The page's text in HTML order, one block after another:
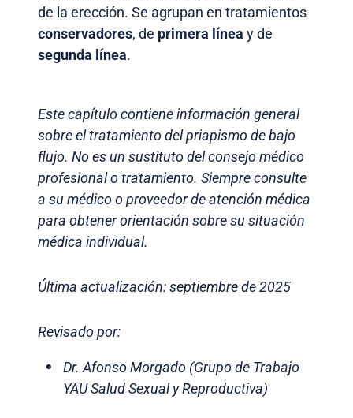
de la erección. Se agrupan en tratamientos
conservadores, de primera línea y de
segunda línea.
Este capítulo contiene información general
sobre el tratamiento del priapismo de bajo
flujo. No es un sustituto del consejo médico
profesional o tratamiento. Siempre consulte
a su médico o proveedor de atención médica
para obtener orientación sobre su situación
médica individual.
Última actualización: septiembre de 2025
Revisado por:
Dr. Afonso Morgado (Grupo de Trabajo
YAU Salud Sexual y Reproductiva)